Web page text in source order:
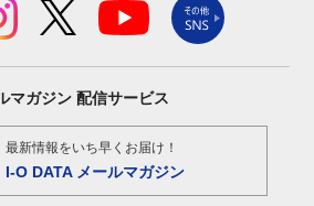
マガジン 配信サービス
最新情報をいち早くお届け！
I-O DATA メールマガジン